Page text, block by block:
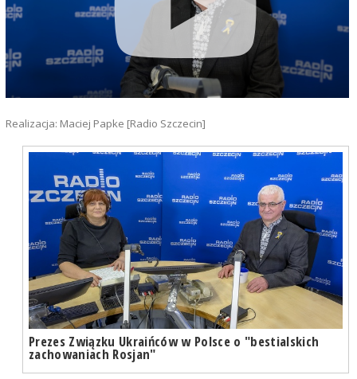
Realizacja: Maciej Papke [Radio Szczecin]
Prezes Związku Ukraińców w Polsce o "bestialskich
zachowaniach Rosjan"